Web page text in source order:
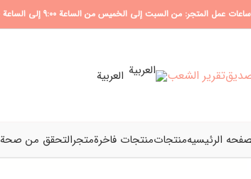
ساعات عمل المتجر: من السبت إلى الخميس من الساعة 9:00 إلى الساعة 21:00
تقرير الشعب العربية
الرئیسیهمنتجاتمنتجات فاخرةمتجرالتحقق من صحة